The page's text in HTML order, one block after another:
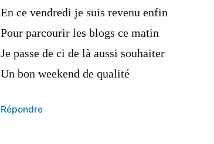
En ce vendredi je suis revenu enfin
Pour parcourir les blogs ce matin
Je passe de ci de là aussi souhaiter
Un bon weekend de qualité
Répondre